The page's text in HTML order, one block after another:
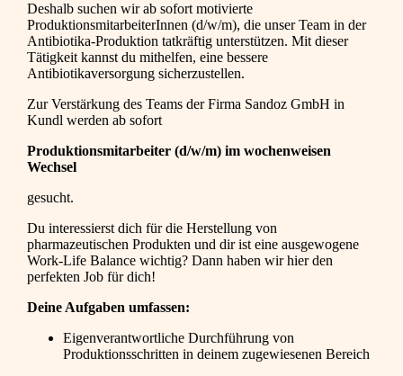
Deshalb suchen wir ab sofort motivierte
ProduktionsmitarbeiterInnen (d/w/m), die unser Team in der
Antibiotika-Produktion tatkräftig unterstützen. Mit dieser
Tätigkeit kannst du mithelfen, eine bessere
Antibiotikaversorgung sicherzustellen.
Zur Verstärkung des Teams der Firma Sandoz GmbH in
Kundl werden ab sofort
Produktionsmitarbeiter (d/w/m) im wochenweisen
Wechsel
gesucht.
Du interessierst dich für die Herstellung von
pharmazeutischen Produkten und dir ist eine ausgewogene
Work-Life Balance wichtig? Dann haben wir hier den
perfekten Job für dich!
Deine Aufgaben umfassen:
Eigenverantwortliche Durchführung von
Produktionsschritten in deinem zugewiesenen Bereich